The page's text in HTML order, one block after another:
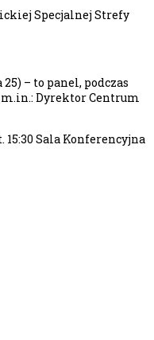
Specjalnej Strefy
– to panel, podczas
Dyrektor Centrum
Sala Konferencyjna